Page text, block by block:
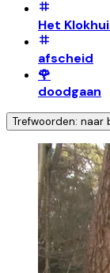
Het
afscheid
🌹
doodgaan
Trefwoorden: naar